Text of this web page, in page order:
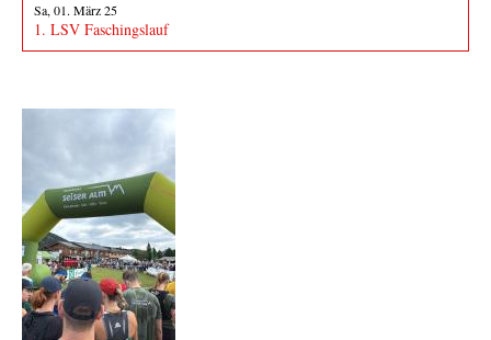
Sa, 01. März 25
1. LSV Faschingslauf
Fotos senden!
Sende Fotos und Berichte von Läufen oder anderen LSV-
Veranstaltungen und sie werden umgehend online gestellt.